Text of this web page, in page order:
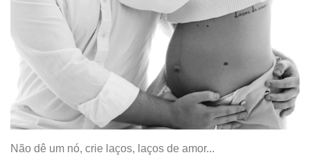
Não dê um nó, crie laços, laços de amor...